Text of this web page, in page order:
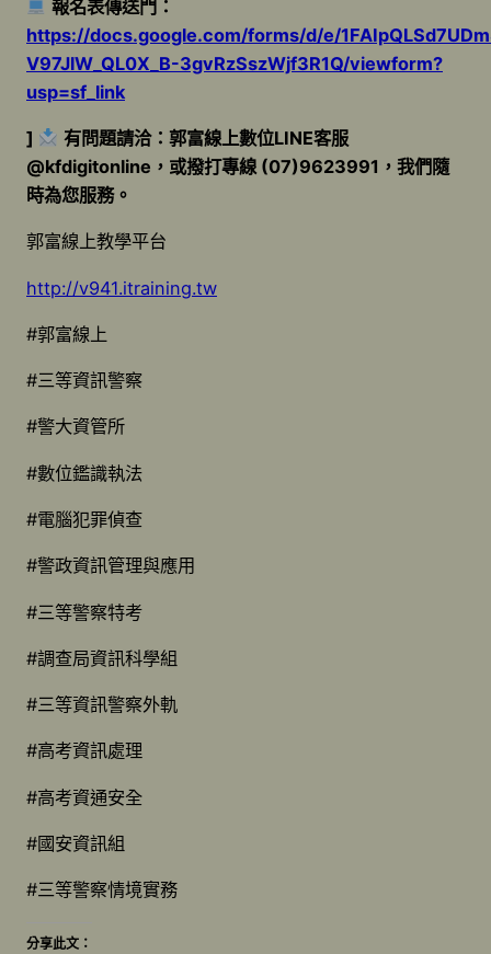
報名表傳送門：
https://docs.google.com/forms/d/e/
V97JlW_QL0X_B-3gvRzSszWjf3R1Q/viewform?
usp=sf_link
]
有問題請洽：郭富線上數位LINE客服
@kfdigitonline，或撥打專線 (07)9623991，我們隨
時為您服務。
郭富線上教學平台
http://v941.itraining.tw
#郭富線上
#三等資訊警察
#警大資管所
#數位鑑識執法
#電腦犯罪偵查
#警政資訊管理與應用
#三等警察特考
#調查局資訊科學組
#三等資訊警察外軌
#高考資訊處理
#高考資通安全
#國安資訊組
#三等警察情境實務
分享此文：